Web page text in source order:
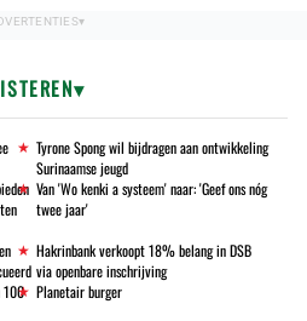
Tyrone Spong wil bijdragen aan ontwikkeling
Surinaamse jeugd
Van 'Wo kenki a systeem' naar: 'Geef ons nóg
twee jaar'
Hakrinbank verkoopt 18% belang in DSB
via openbare inschrijving
100 Planetair burger